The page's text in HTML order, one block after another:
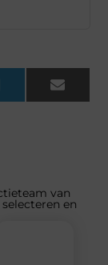
LinkedInEmail
van
en